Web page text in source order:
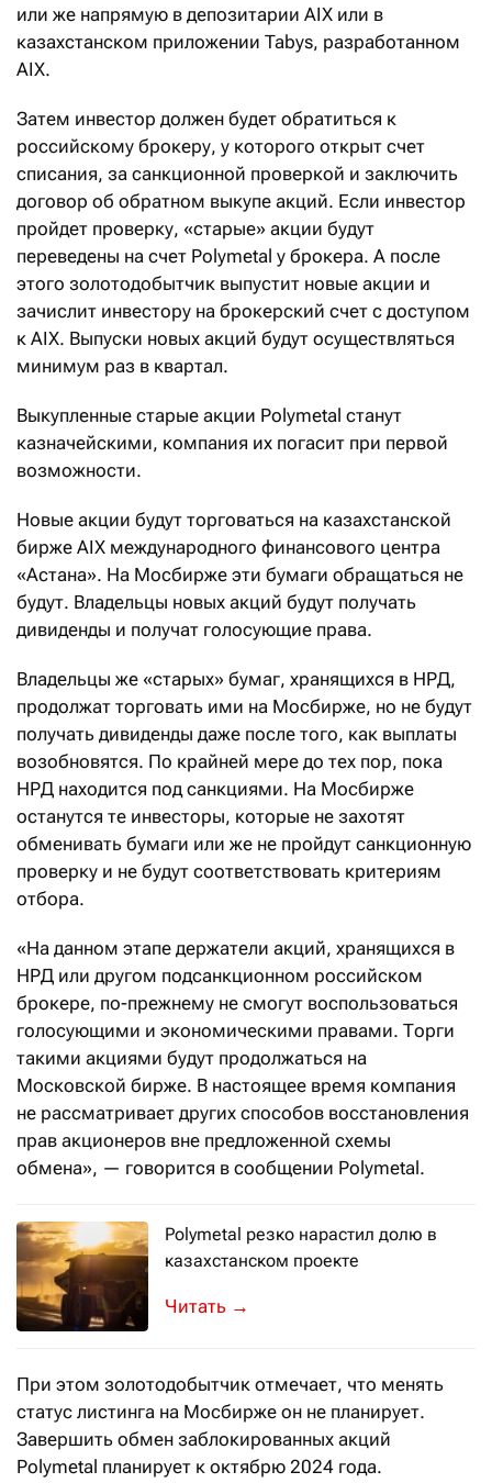
или же напрямую в депозитарии AIX или в
казахстанском приложении Tabys, разработанном
AIX.
Затем инвестор должен будет обратиться к
российскому брокеру, у которого открыт счет
списания, за санкционной проверкой и заключить
договор об обратном выкупе акций. Если инвестор
пройдет проверку, «старые» акции будут
переведены на счет Polymetal у брокера. А после
этого золотодобытчик выпустит новые акции и
зачислит инвестору на брокерский счет с доступом
к AIX. Выпуски новых акций будут осуществляться
минимум раз в квартал.
Выкупленные старые акции Polymetal станут
казначейскими, компания их погасит при первой
возможности.
Новые акции будут торговаться на казахстанской
бирже AIX международного финансового центра
«Астана». На Мосбирже эти бумаги обращаться не
будут. Владельцы новых акций будут получать
дивиденды и получат голосующие права.
Владельцы же «старых» бумаг, хранящихся в НРД,
продолжат торговать ими на Мосбирже, но не будут
получать дивиденды даже после того, как выплаты
возобновятся. По крайней мере до тех пор, пока
НРД находится под санкциями. На Мосбирже
останутся те инвесторы, которые не захотят
обменивать бумаги или же не пройдут санкционную
проверку и не будут соответствовать критериям
отбора.
«На данном этапе держатели акций, хранящихся в
НРД или другом подсанкционном российском
брокере, по-прежнему не смогут воспользоваться
голосующими и экономическими правами. Торги
такими акциями будут продолжаться на
Московской бирже. В настоящее время компания
не рассматривает других способов восстановления
прав акционеров вне предложенной схемы
обмена», — говорится в сообщении Polymetal.
Polymetal резко нарастил долю в
казахстанском проекте
Компания объявила о намерении
→
При этом золотодобытчик отмечает, что менять
статус листинга на Мосбирже он не планирует.
Завершить обмен заблокированных акций
Polymetal планирует к октябрю 2024 года.